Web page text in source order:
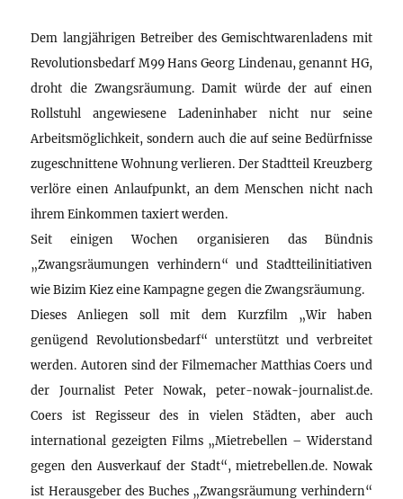
Dem langjährigen Betreiber des Gemischtwarenladens mit
Revolutionsbedarf M99 Hans Georg Lindenau, genannt HG,
droht die Zwangsräumung. Damit würde der auf einen
Rollstuhl angewiesene Ladeninhaber nicht nur seine
Arbeitsmöglichkeit, sondern auch die auf seine Bedürfnisse
zugeschnittene Wohnung verlieren. Der Stadtteil Kreuzberg
verlöre einen Anlaufpunkt, an dem Menschen nicht nach
ihrem Einkommen taxiert werden.
Seit einigen Wochen organisieren das Bündnis
„Zwangsräumungen verhindern“ und Stadtteilinitiativen
wie Bizim Kiez eine Kampagne gegen die Zwangsräumung.
Dieses Anliegen soll mit dem Kurzfilm „Wir haben
genügend Revolutionsbedarf“ unterstützt und verbreitet
werden. Autoren sind der Filmemacher Matthias Coers und
der Journalist Peter Nowak, peter-nowak-journalist.de.
Coers ist Regisseur des in vielen Städten, aber auch
international gezeigten Films „Mietrebellen – Widerstand
gegen den Ausverkauf der Stadt“, mietrebellen.de. Nowak
ist Herausgeber des Buches „Zwangsräumung verhindern“